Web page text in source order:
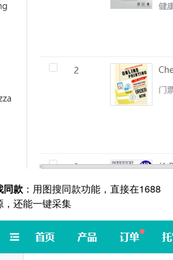
同款 ：用图搜同款功能，直接在1688
还能一键采集